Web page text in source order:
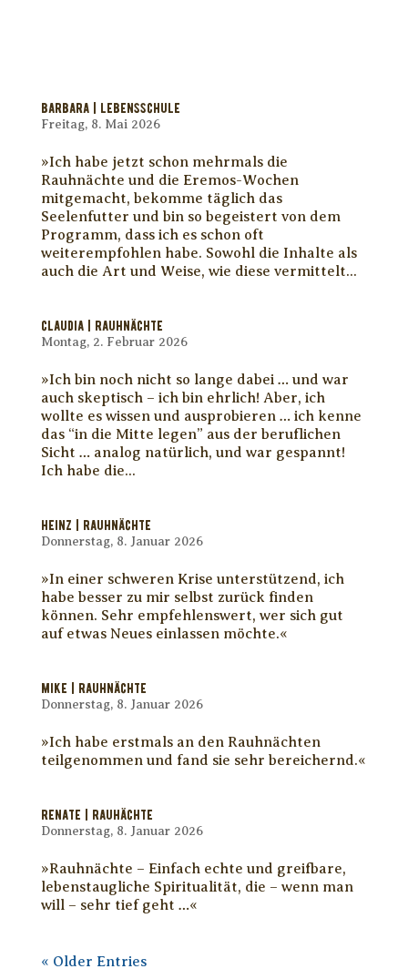
BARBARA | Lebensschule
Freitag, 8. Mai 2026
»Ich habe jetzt schon mehrmals die
Rauhnächte und die Eremos-Wochen
mitgemacht, bekomme täglich das
Seelenfutter und bin so begeistert von dem
Programm, dass ich es schon oft
weiterempfohlen habe. Sowohl die Inhalte als
auch die Art und Weise, wie diese vermittelt...
CLAUDIA | RAUHNÄCHTE
Montag, 2. Februar 2026
»Ich bin noch nicht so lange dabei … und war
auch skeptisch – ich bin ehrlich! Aber, ich
wollte es wissen und ausprobieren … ich kenne
das “in die Mitte legen” aus der beruflichen
Sicht … analog natürlich, und war gespannt!
Ich habe die...
HEINZ | RAUHNÄCHTE
Donnerstag, 8. Januar 2026
»In einer schweren Krise unterstützend, ich
habe besser zu mir selbst zurück finden
können. Sehr empfehlenswert, wer sich gut
auf etwas Neues einlassen möchte.«
MIKE | RAUHNÄCHTE
Donnerstag, 8. Januar 2026
»Ich habe erstmals an den Rauhnächten
teilgenommen und fand sie sehr bereichernd.«
RENATE | RAUHÄCHTE
Donnerstag, 8. Januar 2026
»Rauhnächte – Einfach echte und greifbare,
lebenstaugliche Spiritualität, die – wenn man
will – sehr tief geht …«
« Older Entries